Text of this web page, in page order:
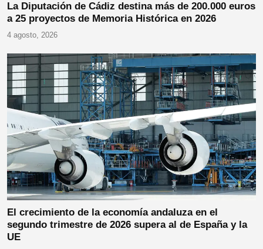
La Diputación de Cádiz destina más de 200.000 euros
a 25 proyectos de Memoria Histórica en 2026
4 agosto, 2026
El crecimiento de la economía andaluza en el
segundo trimestre de 2026 supera al de España y la
UE